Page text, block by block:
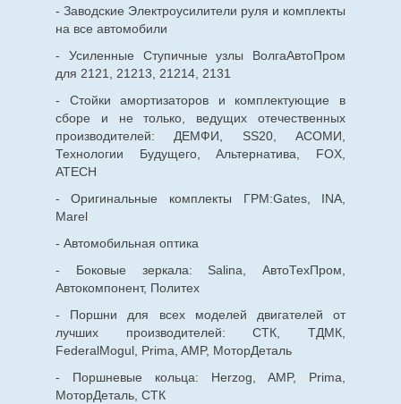
- Заводские Электроусилители руля и комплекты
на все автомобили
- Усиленные Ступичные узлы ВолгаАвтоПром
для 2121, 21213, 21214, 2131
- Стойки амортизаторов и комплектующие в
сборе и не только, ведущих отечественных
производителей: ДЕМФИ, SS20, АСОМИ,
Технологии Будущего, Альтернатива, FOX,
ATECH
- Оригинальные комплекты ГРМ:Gates, INA,
Marel
- Автомобильная оптика
- Боковые зеркала: Salina, АвтоТехПром,
Автокомпонент, Политех
- Поршни для всех моделей двигателей от
лучших производителей: СТК, ТДМК,
FederalMogul, Prima, AMP, МоторДеталь
- Поршневые кольца: Herzog, AMP, Prima,
МоторДеталь, СТК